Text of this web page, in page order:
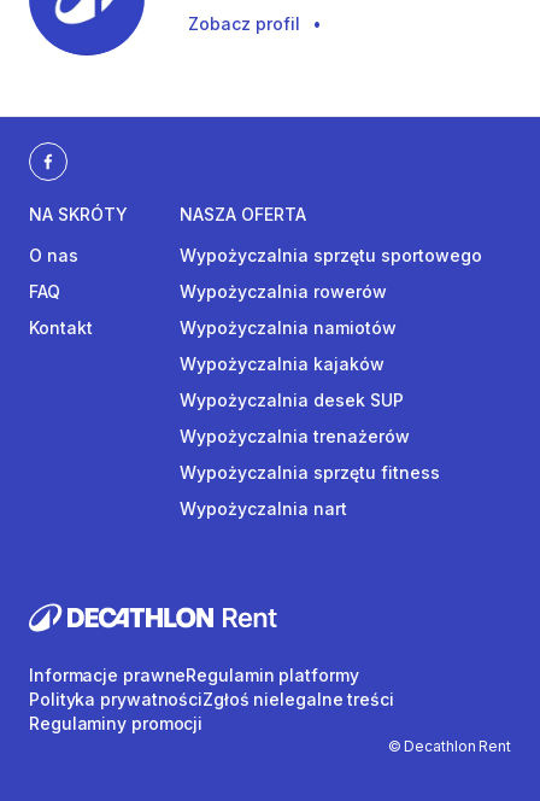
Zobacz profil •
NA SKRÓTY
O nas
FAQ
Kontakt
NASZA OFERTA
Wypożyczalnia sprzętu sportowego
Wypożyczalnia rowerów
Wypożyczalnia namiotów
Wypożyczalnia kajaków
Wypożyczalnia desek SUP
Wypożyczalnia trenażerów
Wypożyczalnia sprzętu fitness
Wypożyczalnia nart
© Decathlon Rent
Informacje prawneRegulamin platformy
Polityka prywatnościZgłoś nielegalne treści
Regulaminy promocji